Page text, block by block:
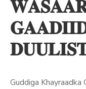
Guddiga Khayraadka